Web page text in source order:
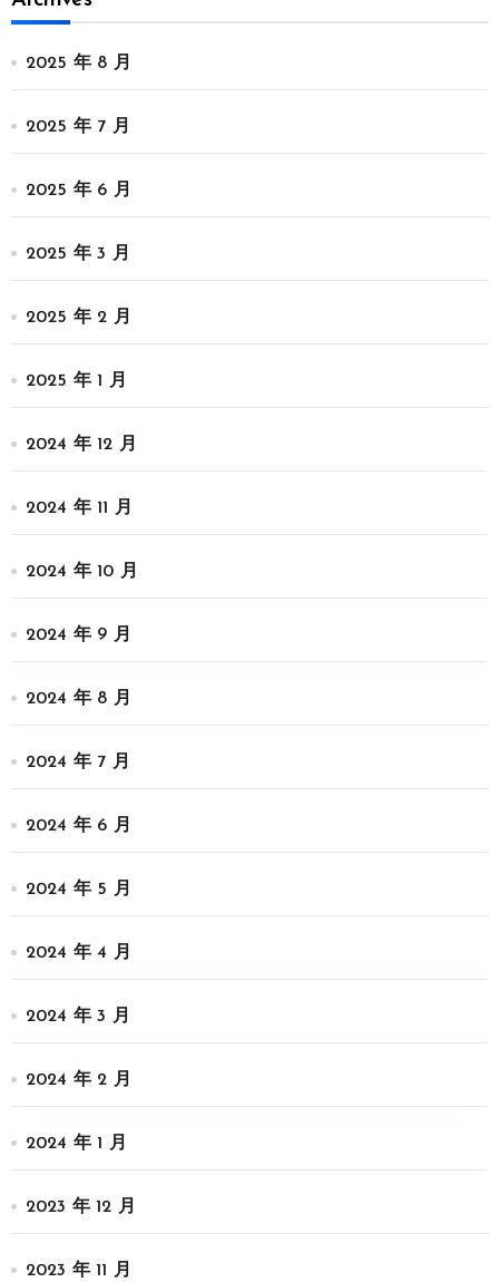
2025 年 8 月
2025 年 7 月
2025 年 6 月
2025 年 3 月
2025 年 2 月
2025 年 1 月
2024 年 12 月
2024 年 11 月
2024 年 10 月
2024 年 9 月
2024 年 8 月
2024 年 7 月
2024 年 6 月
2024 年 5 月
2024 年 4 月
2024 年 3 月
2024 年 2 月
2024 年 1 月
2023 年 12 月
2023 年 11 月